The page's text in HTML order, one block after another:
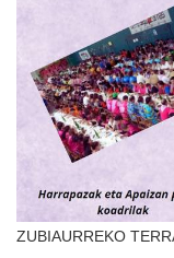
ZUBIAURREKO